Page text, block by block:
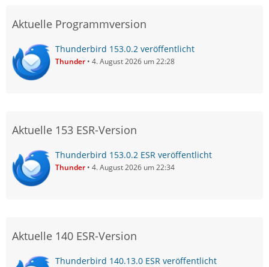
Aktuelle Programmversion
Thunderbird 153.0.2 veröffentlicht
Thunder 4. August 2026 um 22:28
Aktuelle 153 ESR-Version
Thunderbird 153.0.2 ESR veröffentlicht
Thunder 4. August 2026 um 22:34
Aktuelle 140 ESR-Version
Thunderbird 140.13.0 ESR veröffentlicht